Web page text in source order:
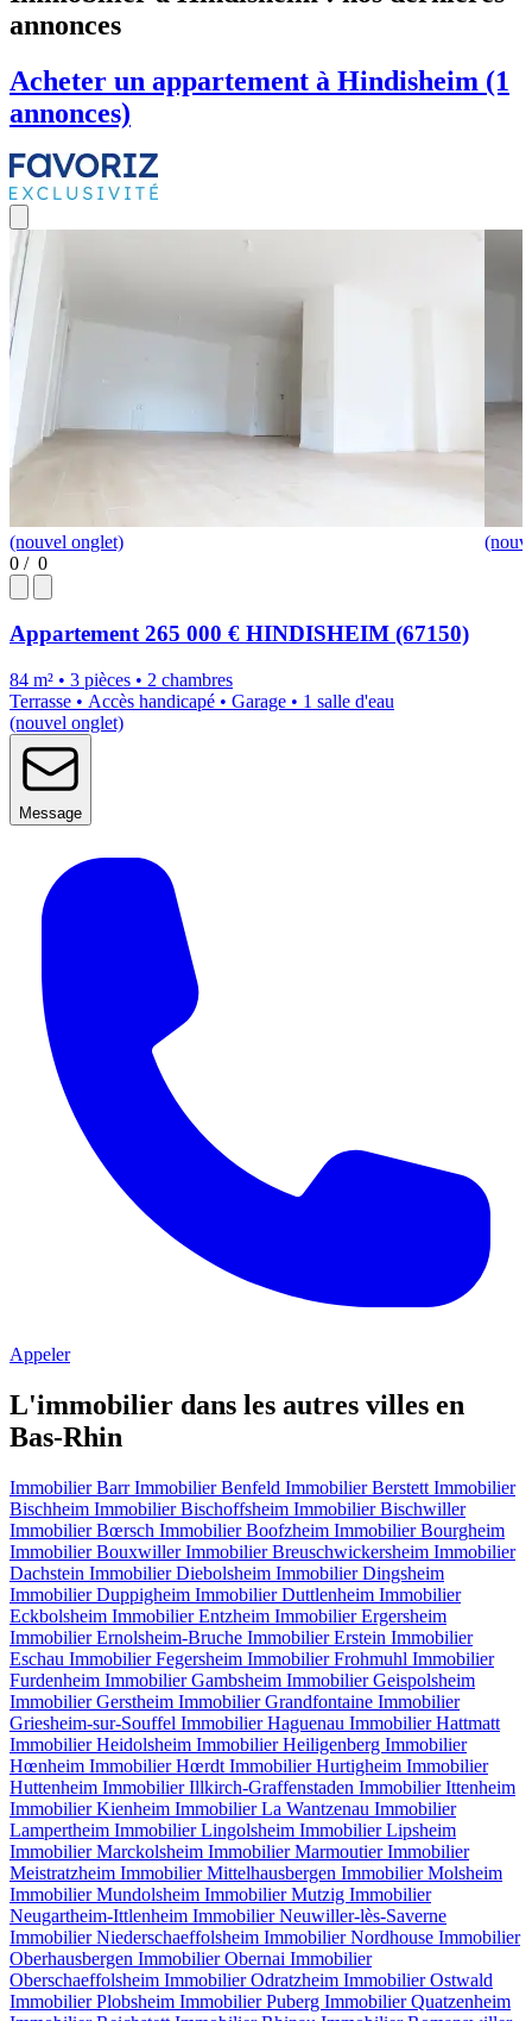
annonces
Acheter un appartement à Hindisheim (1
annonces)
(nouvel onglet)
0 / 0
Appartement265 000 € HINDISHEIM (67150)
84 m² • 3 pièces • 2 chambres
Terrasse • Accès handicapé • Garage • 1 salle d'eau
(nouvel onglet)
Message
Appeler
L'immobilier dans les autres villes en
Bas-Rhin
Immobilier BarrImmobilier Benfeld Immobilier Berstett Immobilier
Bischheim Immobilier Bischoffsheim Immobilier Bischwiller
Immobilier Bœrsch Immobilier Boofzheim Immobilier Bourgheim
Immobilier BouxwillerImmobilier Breuschwickersheim Immobilier
Dachstein Immobilier Diebolsheim Immobilier Dingsheim
Immobilier Duppigheim Immobilier Duttlenheim Immobilier
Eckbolsheim Immobilier Entzheim Immobilier Ergersheim
Immobilier Ernolsheim-Bruche Immobilier Erstein Immobilier
Eschau Immobilier Fegersheim Immobilier Frohmuhl Immobilier
Furdenheim Immobilier Gambsheim Immobilier Geispolsheim
Immobilier Gerstheim Immobilier Grandfontaine Immobilier
Griesheim-sur-Souffel Immobilier Haguenau Immobilier Hattmatt
Immobilier Heidolsheim Immobilier Heiligenberg Immobilier
Hœnheim Immobilier Hœrdt Immobilier Hurtigheim Immobilier
Huttenheim Immobilier Illkirch-Graffenstaden Immobilier Ittenheim
Immobilier Kienheim Immobilier La Wantzenau Immobilier
Lampertheim Immobilier Lingolsheim Immobilier Lipsheim
Immobilier Marckolsheim Immobilier MarmoutierImmobilier
Meistratzheim Immobilier Mittelhausbergen Immobilier Molsheim
Immobilier Mundolsheim Immobilier Mutzig Immobilier
Neugartheim-Ittlenheim Immobilier Neuwiller-lès-Saverne
Immobilier Niederschaeffolsheim Immobilier Nordhouse Immobilier
Oberhausbergen Immobilier Obernai Immobilier
Oberschaeffolsheim Immobilier Odratzheim Immobilier Ostwald
Immobilier Plobsheim Immobilier Puberg Immobilier Quatzenheim